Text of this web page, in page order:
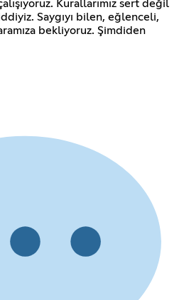
Kurallarımız sert değil
Saygıyı bilen, eğlenceli,
bekliyoruz. Şimdiden